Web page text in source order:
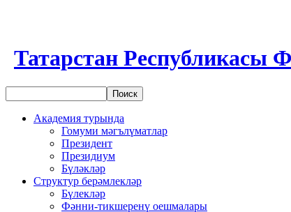
Татарстан Республикасы
Академия турында
Гомуми мәгълүматлар
Президент
Президиум
Бүләкләр
Структур берәмлекләр
Бүлекләр
Фәнни-тикшеренү оешмалары